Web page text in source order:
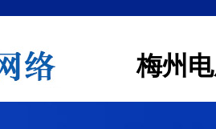
梅州